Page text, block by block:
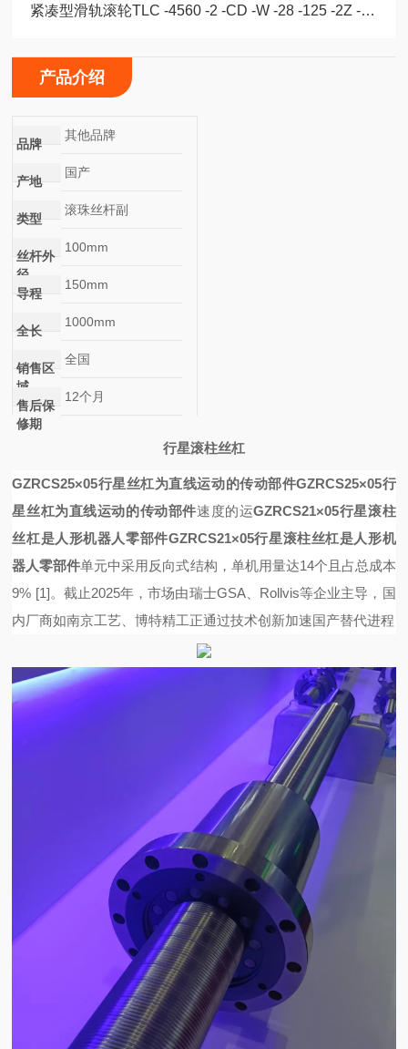
紧凑型滑轨滚轮TLC -4560 -2 -CD -W -28 -125 -2Z -B -NIC
产品介绍
品牌
其他品牌
产地
国产
类型
滚珠丝杆副
丝杆外
径
100mm
导程
150mm
全长
1000mm
销售区
域
全国
售后保
修期
12个月
行星滚柱丝杠
GZRCS25×05行星丝杠为直线运动的传动部件GZRCS25×05行
星丝杠为直线运动的传动部件速度的运GZRCS21×05行星滚柱
丝杠是人形机器人零部件GZRCS21×05行星滚柱丝杠是人形机
器人零部件单元中采用反向式结构，单机用量达14个且占总成本
9% [1]。截止2025年，市场由瑞士GSA、Rollvis等企业主导，国
内厂商如南京工艺、博特精工正通过技术创新加速国产替代进程